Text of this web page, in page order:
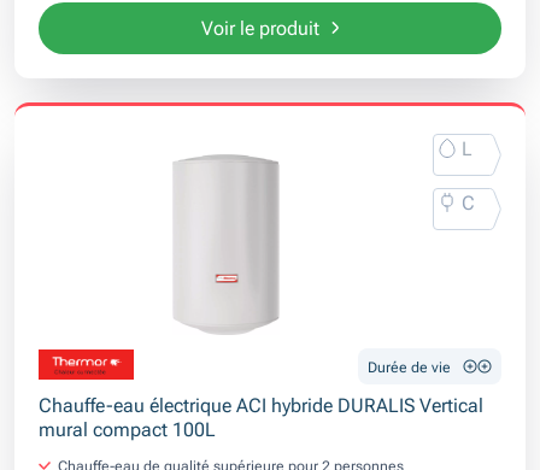
Voir le produit
L
C
Durée de vie
Chauffe-eau électrique ACI hybride DURALIS Vertical
mural compact 100L
Chauffe-eau de qualité supérieure pour 2 personnes